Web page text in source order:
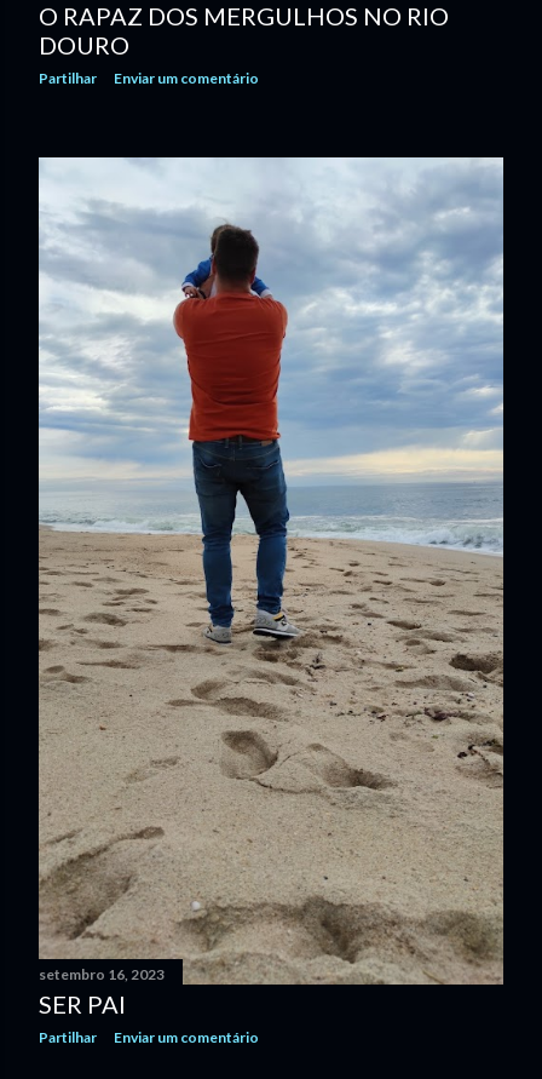
O RAPAZ DOS MERGULHOS NO RIO
DOURO
Partilhar Enviar um comentário
setembro 16, 2023
SER PAI
Partilhar Enviar um comentário